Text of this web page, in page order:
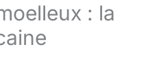
: la